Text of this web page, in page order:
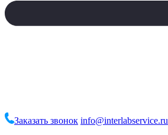
Заказать звонок info@interlabservice.ru